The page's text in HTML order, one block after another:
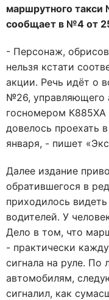
маршрутного
сообщает в №4 от
- Персонаж,
нельзя кстати
акции. Речь идёт о
№26, управляющего
госномером
довелось проехать
января, - пишет
Далее издание
обратившегося в
приходилось
водителей. У
Дело в том, что
- практически
сигнала на руле. По
автомобилям,
сигналил, как